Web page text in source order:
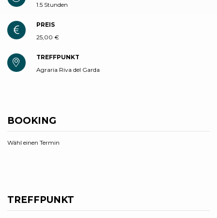
1.5 Stunden
PREIS
25,00 €
TREFFPUNKT
Agraria Riva del Garda
BOOKING
Wähl einen Termin
TREFFPUNKT